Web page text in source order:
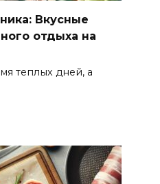
Вкусные
отдыха на
теплых дней, а